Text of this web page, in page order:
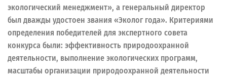
экологический менеджмент», а генеральный директор
был дважды удостоен звания «Эколог года». Критериями
определения победителей для экспертного совета
конкурса были: эффективность природоохранной
деятельности, выполнение экологических программ,
масштабы организации природоохранной деятельности